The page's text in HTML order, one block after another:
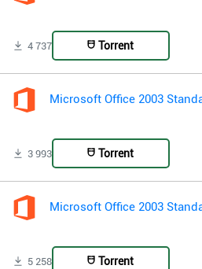
4 737 Torrent
Microsoft Office 2003
3 993 Torrent
Microsoft Office 2003
5 258 Torrent